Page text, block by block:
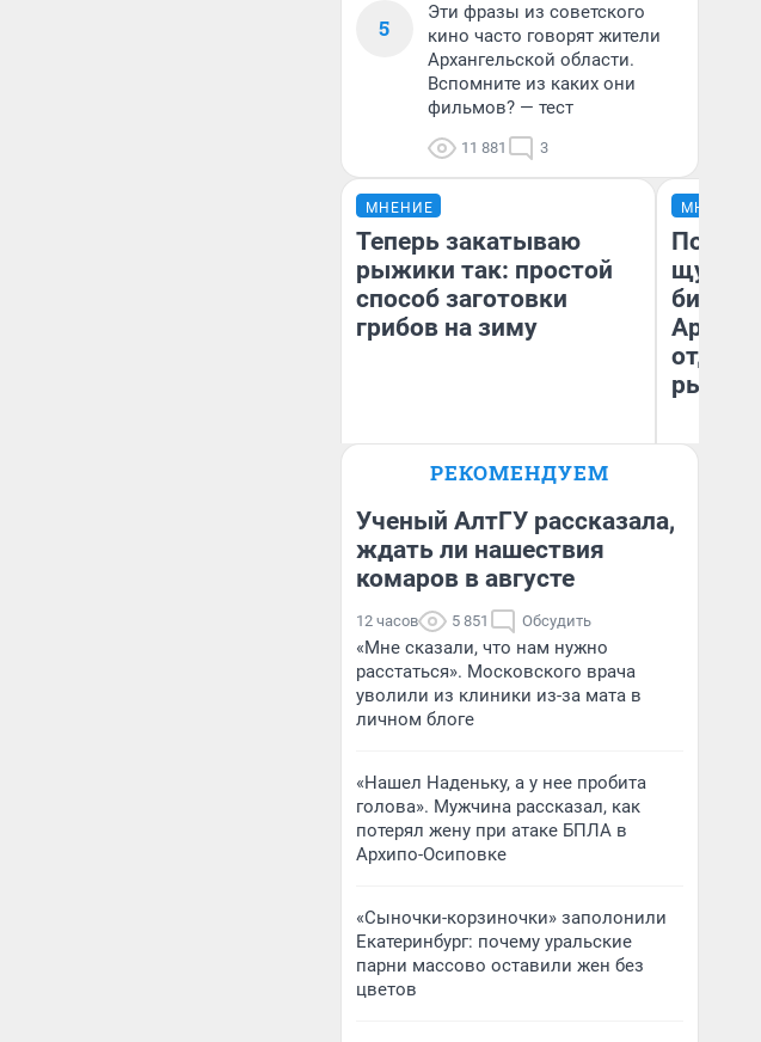
5
Эти фразы из советского
кино часто говорят жители
Архангельской области.
Вспомните из каких они
фильмов? — тест
11 881 3
МНЕНИЕ
Теперь закатываю
рыжики так: простой
способ заготовки
грибов на зиму
МНЕНИЕ
щука!
РЕКОМЕНДУЕМ
Ученый АлтГУ рассказала,
ждать ли нашествия
комаров в августе
12 часов 5 851 Обсудить
«Мне сказали, что нам нужно
расстаться». Московского врача
уволили из клиники из-за мата в
личном блоге
«Нашел Наденьку, а у нее пробита
голова». Мужчина рассказал, как
потерял жену при атаке БПЛА в
Архипо-Осиповке
«Сыночки-корзиночки» заполонили
Екатеринбург: почему уральские
парни массово оставили жен без
цветов